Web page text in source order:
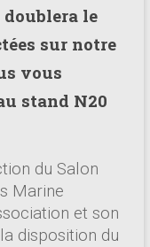
doublera le
sur notre
vous
stand N20
du Salon
Marine
et son
disposition du